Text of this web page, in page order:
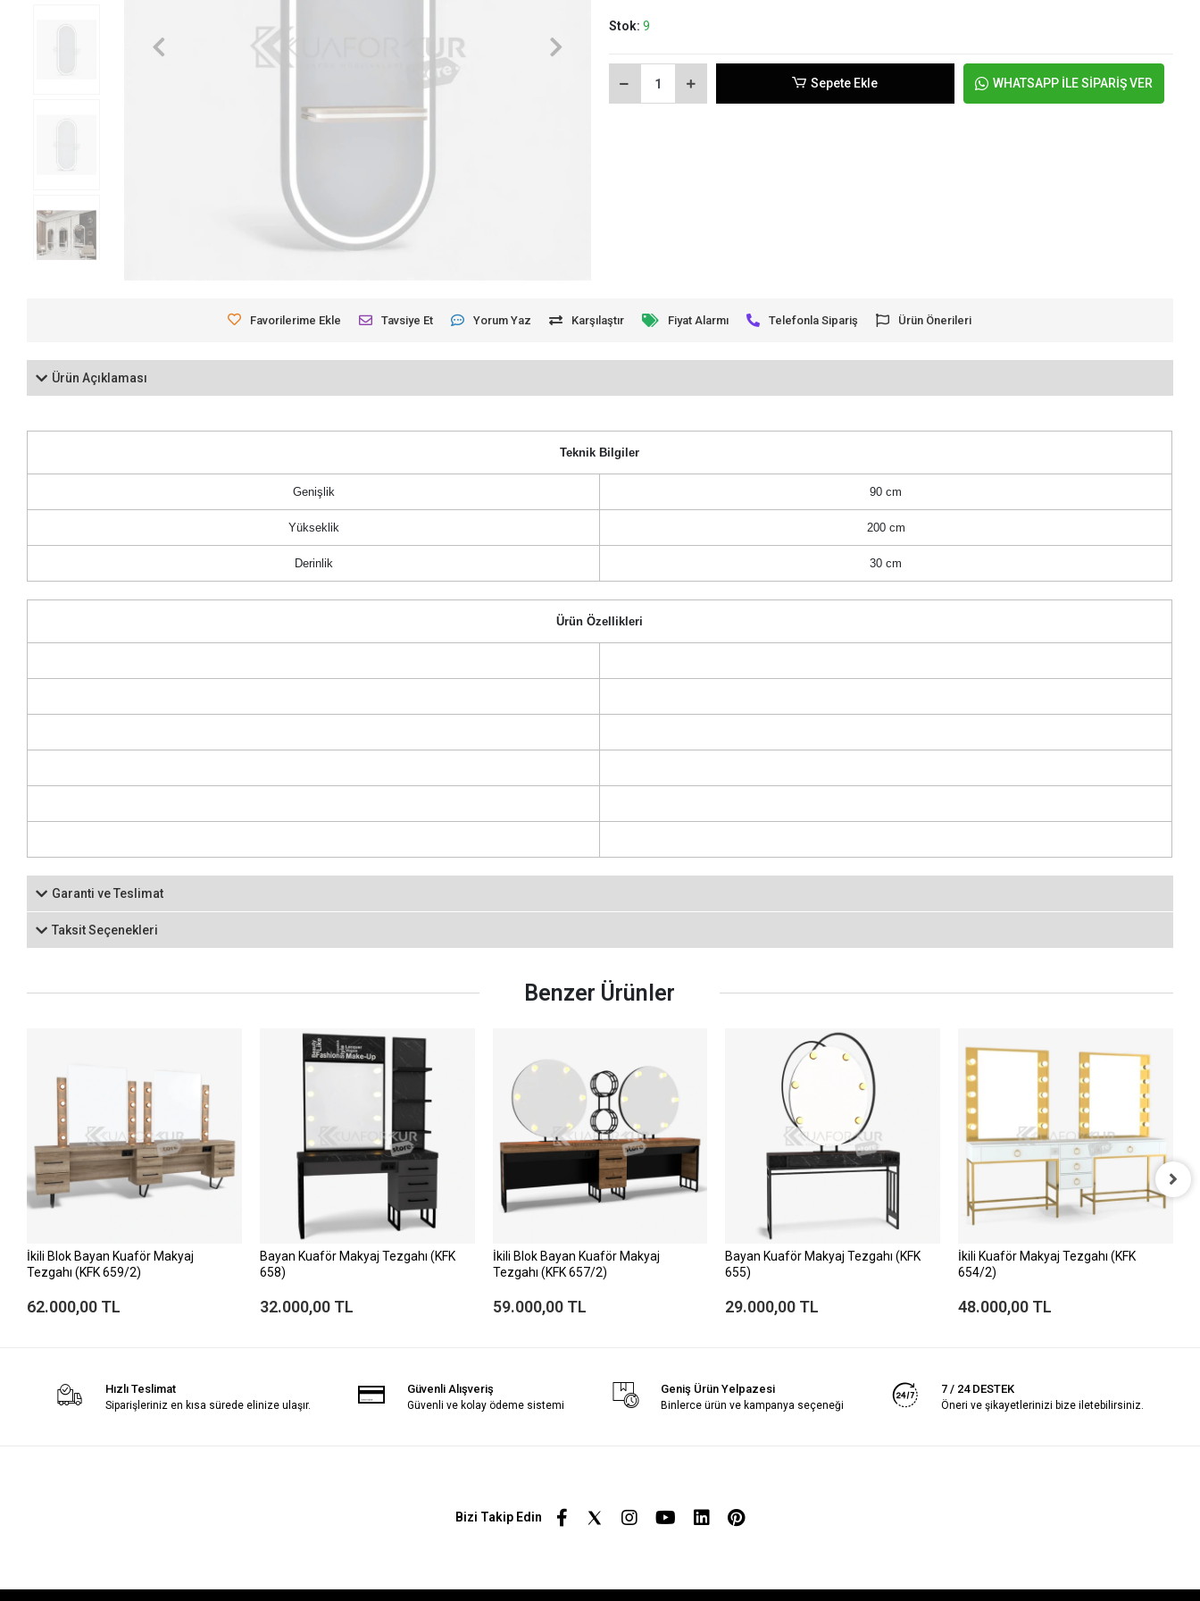
Stok: 9
Sepete Ekle WHATSAPP İLE SİPARİŞ VER
Favorilerime Ekle Tavsiye Et Yorum Yaz Karşılaştır Fiyat Alarmı Telefonla Sipariş Ürün Önerileri
Ürün Açıklaması
Teknik Bilgiler
Genişlik 90 cm
Yükseklik 200 cm
Derinlik 30 cm
Ürün Özellikleri
Garanti ve Teslimat
Taksit Seçenekleri
Benzer Ürünler
İkili Blok Bayan Kuaför Makyaj
Tezgahı (KFK 659/2)
62.000,00 TL
Bayan Kuaför Makyaj Tezgahı (KFK
658)
32.000,00 TL
İkili Blok Bayan Kuaför Makyaj
Tezgahı (KFK 657/2)
59.000,00 TL
Bayan Kuaför Makyaj Tezgahı (KFK
655)
29.000,00 TL
İkili Kuaför Makyaj Tezgahı (KFK
654/2)
48.000,00 TL
Hızlı Teslimat
Siparişleriniz en kısa sürede elinize ulaşır.
Güvenli Alışveriş
Güvenli ve kolay ödeme sistemi
Geniş Ürün Yelpazesi
Binlerce ürün ve kampanya seçeneği
7 / 24 DESTEK
Öneri ve şikayetlerinizi bize iletebilirsiniz.
Bizi Takip Edin